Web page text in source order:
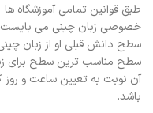
طبق قوانین تمامی آموزشگاه
خصوصی زبان چینی می بایست
سطح دانش قبلی او از زبان
سطح مناسب ترین سطح برای
آن نوبت به تعیین ساعت و
باشد.